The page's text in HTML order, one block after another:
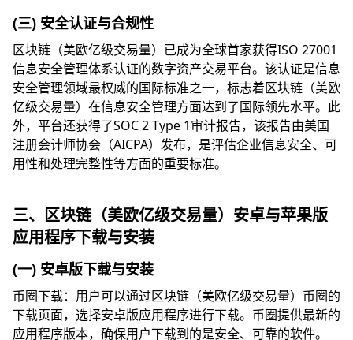
(三) 安全认证与合规性
区块链（美欧亿级交易量）已成为全球首家获得ISO 27001
信息安全管理体系认证的数字资产交易平台。该认证是信息
安全管理领域最权威的国际标准之一，标志着区块链（美欧
亿级交易量）在信息安全管理方面达到了国际领先水平。此
外，平台还获得了SOC 2 Type 1审计报告，该报告由美国
注册会计师协会（AICPA）发布，是评估企业信息安全、可
用性和处理完整性等方面的重要标准。
三、区块链（美欧亿级交易量）安卓与苹果版
应用程序下载与安装
(一) 安卓版下载与安装
币圈下载：用户可以通过区块链（美欧亿级交易量）币圈的
下载页面，选择安卓版应用程序进行下载。币圈提供最新的
应用程序版本，确保用户下载到的是安全、可靠的软件。